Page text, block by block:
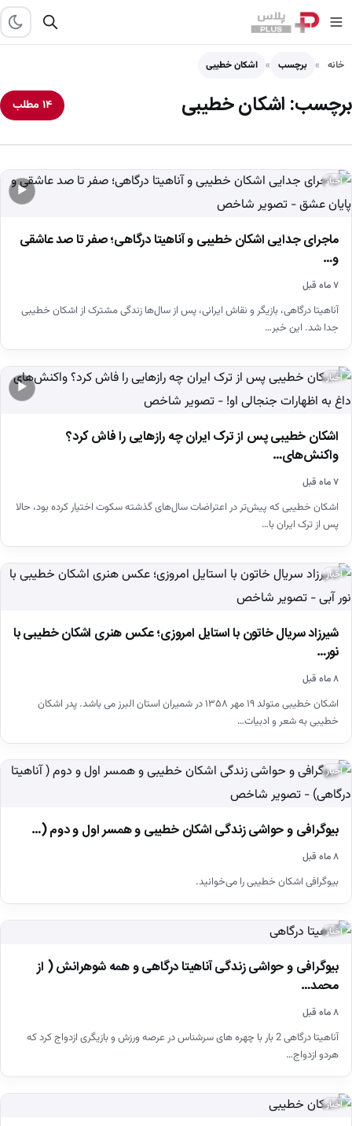
خانه برچسب اشکان خطیبی
برچسب: اشکان خطیبی ۱۴ مطلب
▶
اخبار
ماجرای جدایی اشکان خطیبی و آناهیتا درگاهی؛ صفر تا صد عاشقی
و…
۷ ماه قبل
آناهیتا درگاهی، بازیگر و نقاش ایرانی، پس از سال‌ها زندگی مشترک از اشکان خطیبی
جدا شد. این خبر…
▶
اخبار
اشکان خطیبی پس از ترک ایران چه رازهایی را فاش کرد؟
واکنش‌های…
۷ ماه قبل
اشکان خطیبی که پیش‌تر در اعتراضات سال‌های گذشته سکوت اختیار کرده بود، حالا
پس از ترک ایران با…
اخبار
شیرزاد سریال خاتون با استایل امروزی؛ عکس هنری اشکان خطیبی با
نور…
۸ ماه قبل
اشکان خطیبی متولد ۱۹ مهر ۱۳۵۸ در شمیران استان البرز می باشد. پدر اشکان
خطیبی به شعر و ادبیات…
اخبار
بیوگرافی و حواشی زندگی اشکان خطیبی و همسر اول و دوم (…
۸ ماه قبل
بیوگرافی اشکان خطیبی را می‌خوانید.
اخبار
بیوگرافی و حواشی زندگی آناهیتا درگاهی و همه شوهرانش ( از
محمد…
۸ ماه قبل
آناهیتا درگاهی 2 بار با چهره های سرشناس در عرصه ورزش و بازیگری ازدواج کرد که
هردو ازدواج…
اخبار